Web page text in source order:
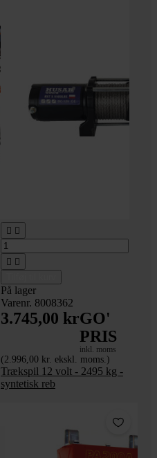
 
 
På lager
Varenr. 8008362
3.745,00 krGO'
PRIS
inkl. moms
(2.996,00 kr. ekskl. moms.)
Trækspil 12 volt - 2495 kg -
syntetisk reb